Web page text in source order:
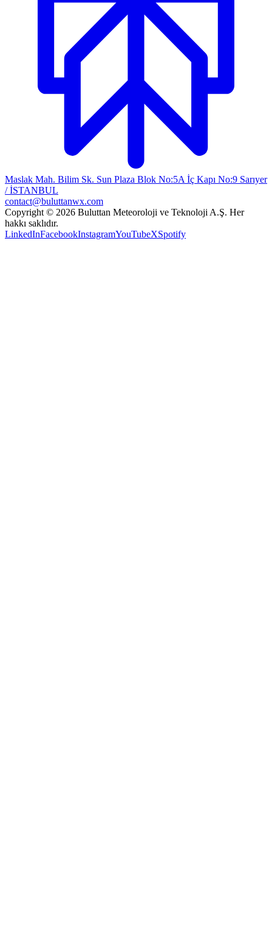
Maslak Mah. Bilim Sk. Sun Plaza Blok No:5A İç Kapı No:9 Sarıyer
/ İSTANBUL
contact@buluttanwx.com
Copyright © 2026 Buluttan Meteoroloji ve Teknoloji A.Ş. Her
hakkı saklıdır.
LinkedInFacebookInstagramYouTubeXSpotify